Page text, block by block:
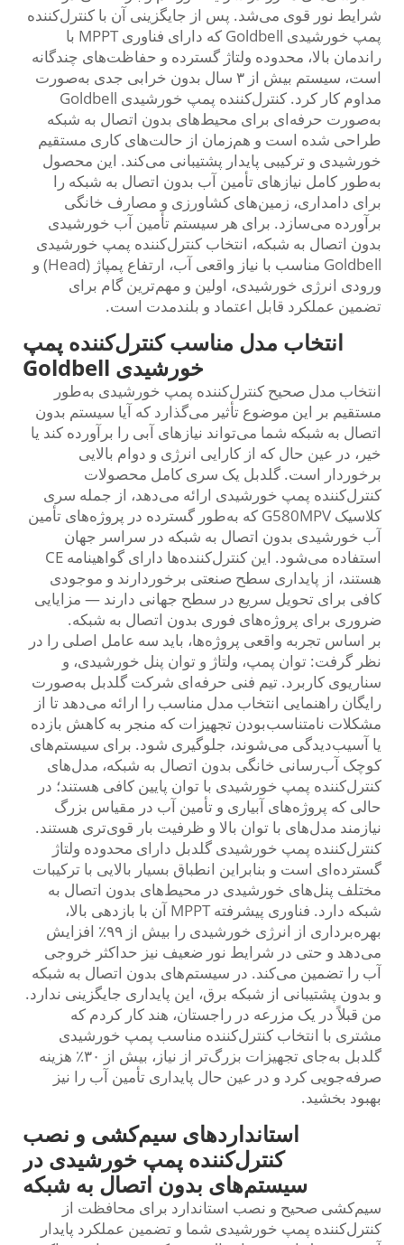
شرایط نور قوی می‌شد. پس از جایگزینی آن با کنترل‌کننده
پمپ خورشیدی Goldbell که دارای فناوری MPPT با
راندمان بالا، محدوده ولتاژ گسترده و حفاظت‌های چندگانه
است، سیستم بیش از ۳ سال بدون خرابی جدی به‌صورت
مداوم کار کرد. کنترل‌کننده پمپ خورشیدی Goldbell
به‌صورت حرفه‌ای برای محیط‌های بدون اتصال به شبکه
طراحی شده است و هم‌زمان از حالت‌های کاری مستقیم
خورشیدی و ترکیبی پایدار پشتیبانی می‌کند. این محصول
به‌طور کامل نیازهای تأمین آب بدون اتصال به شبکه را
برای دامداری، زمین‌های کشاورزی و مصارف خانگی
برآورده می‌سازد. برای هر سیستم تأمین آب خورشیدی
بدون اتصال به شبکه، انتخاب کنترل‌کننده پمپ خورشیدی
Goldbell مناسب با نیاز واقعی آب، ارتفاع پمپاژ (Head) و
ورودی انرژی خورشیدی، اولین و مهم‌ترین گام برای
تضمین عملکرد قابل اعتماد و بلندمدت است.
انتخاب مدل مناسب کنترل‌کننده پمپ
خورشیدی Goldbell
انتخاب مدل صحیح کنترل‌کننده پمپ خورشیدی به‌طور
مستقیم بر این موضوع تأثیر می‌گذارد که آیا سیستم بدون
اتصال به شبکه شما می‌تواند نیازهای آبی را برآورده کند یا
خیر، در عین حال که از کارایی انرژی و دوام بالایی
برخوردار است. گلدبل یک سری کامل محصولات
کنترل‌کننده پمپ خورشیدی ارائه می‌دهد، از جمله سری
کلاسیک G580MPV که به‌طور گسترده در پروژه‌های تأمین
آب خورشیدی بدون اتصال به شبکه در سراسر جهان
استفاده می‌شود. این کنترل‌کننده‌ها دارای گواهینامه CE
هستند، از پایداری سطح صنعتی برخوردارند و موجودی
کافی برای تحویل سریع در سطح جهانی دارند — مزایایی
ضروری برای پروژه‌های فوری بدون اتصال به شبکه.
بر اساس تجربه واقعی پروژه‌ها، باید سه عامل اصلی را در
نظر گرفت: توان پمپ، ولتاژ و توان پنل خورشیدی، و
سناریوی کاربرد. تیم فنی حرفه‌ای شرکت گلدبل به‌صورت
رایگان راهنمایی انتخاب مدل مناسب را ارائه می‌دهد تا از
مشکلات نامتناسب‌بودن تجهیزات که منجر به کاهش بازده
یا آسیب‌دیدگی می‌شوند، جلوگیری شود. برای سیستم‌های
کوچک آب‌رسانی خانگی بدون اتصال به شبکه، مدل‌های
کنترل‌کننده پمپ خورشیدی با توان پایین کافی هستند؛ در
حالی که پروژه‌های آبیاری و تأمین آب در مقیاس بزرگ
نیازمند مدل‌های با توان بالا و ظرفیت بار قوی‌تری هستند.
کنترل‌کننده پمپ خورشیدی گلدبل دارای محدوده ولتاژ
گسترده‌ای است و بنابراین انطباق بسیار بالایی با ترکیبات
مختلف پنل‌های خورشیدی در محیط‌های بدون اتصال به
شبکه دارد. فناوری پیشرفته MPPT آن با بازدهی بالا،
بهره‌برداری از انرژی خورشیدی را بیش از ۹۹٪ افزایش
می‌دهد و حتی در شرایط نور ضعیف نیز حداکثر خروجی
آب را تضمین می‌کند. در سیستم‌های بدون اتصال به شبکه
و بدون پشتیبانی از شبکه برق، این پایداری جایگزینی ندارد.
من قبلاً در یک مزرعه در راجستان، هند کار کردم که
مشتری با انتخاب کنترل‌کننده مناسب پمپ خورشیدی
گلدبل به‌جای تجهیزات بزرگ‌تر از نیاز، بیش از ۳۰٪ هزینه
صرفه‌جویی کرد و در عین حال پایداری تأمین آب را نیز
بهبود بخشید.
استانداردهای سیم‌کشی و نصب
کنترل‌کننده پمپ خورشیدی در
سیستم‌های بدون اتصال به شبکه
سیم‌کشی صحیح و نصب استاندارد برای محافظت از
کنترل‌کننده پمپ خورشیدی شما و تضمین عملکرد پایدار